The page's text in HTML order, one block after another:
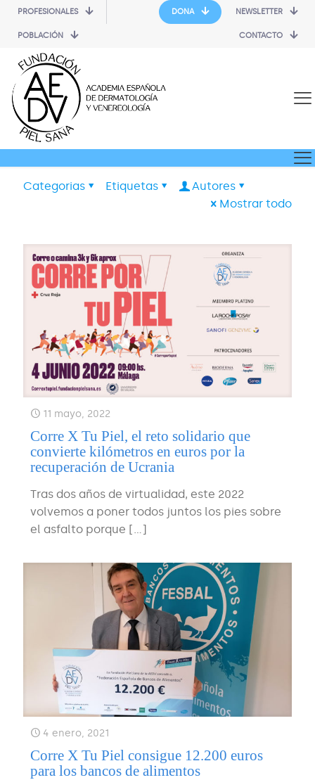
PROFESIONALES
POBLACIÓN
DONA NEWSLETTER
CONTACTO
Categorias Etiquetas
Autores
Mostrar todo
11 mayo, 2022
Corre X Tu Piel, el reto solidario que
convierte kilómetros en euros por la
recuperación de Ucrania
Tras dos años de virtualidad, este 2022
volvemos a poner todos juntos los pies sobre
el asfalto porque […]
4 enero, 2021
Corre X Tu Piel consigue 12.200 euros
para los bancos de alimentos